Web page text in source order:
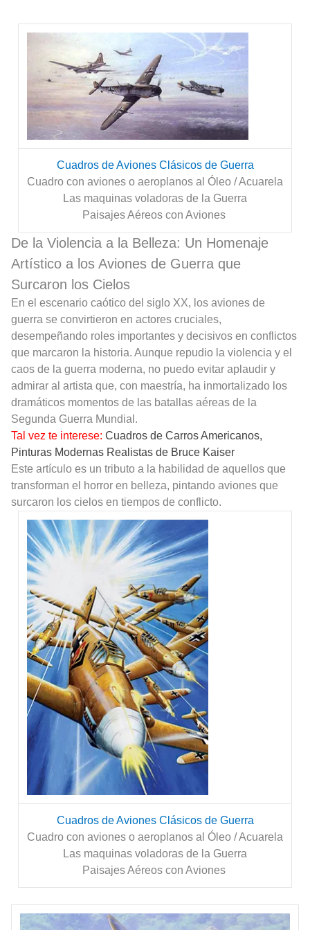
Cuadros de Aviones Clásicos de Guerra
Cuadro con aviones o aeroplanos al Óleo / Acuarela
Las maquinas voladoras de la Guerra
Paisajes Aéreos con Aviones
De la Violencia a la Belleza: Un Homenaje
Artístico a los Aviones de Guerra que
Surcaron los Cielos
En el escenario caótico del siglo XX, los aviones de
guerra se convirtieron en actores cruciales,
desempeñando roles importantes y decisivos en conflictos
que marcaron la historia. Aunque repudio la violencia y el
caos de la guerra moderna, no puedo evitar aplaudir y
admirar al artista que, con maestría, ha inmortalizado los
dramáticos momentos de las batallas aéreas de la
Segunda Guerra Mundial.
Tal vez te interese: Cuadros de Carros Americanos,
Pinturas Modernas Realistas de Bruce Kaiser
Este artículo es un tributo a la habilidad de aquellos que
transforman el horror en belleza, pintando aviones que
surcaron los cielos en tiempos de conflicto.
Cuadros de Aviones Clásicos de Guerra
Cuadro con aviones o aeroplanos al Óleo / Acuarela
Las maquinas voladoras de la Guerra
Paisajes Aéreos con Aviones